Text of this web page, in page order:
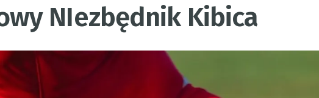
NIezbędnik Kibica